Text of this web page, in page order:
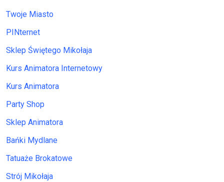
Twoje Miasto
PINternet
Sklep Świętego Mikołaja
Kurs Animatora Internetowy
Kurs Animatora
Party Shop
Sklep Animatora
Bańki Mydlane
Tatuaże Brokatowe
Strój Mikołaja